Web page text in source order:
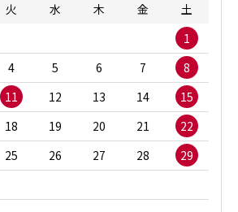
火 水 木 金
土
1
4 5 6 7
8
11 12 13 14
15
18 19 20 21
22
25 26 27 28
29